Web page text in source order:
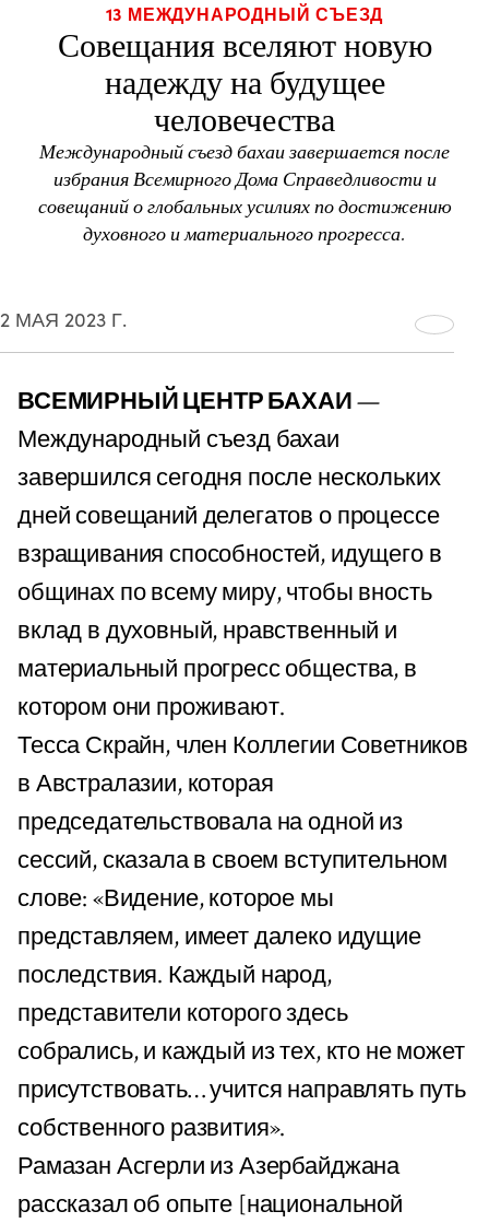
13 МЕЖДУНАРОДНЫЙ СЪЕЗД
Совещания вселяют новую
надежду на будущее
человечества
Международный съезд бахаи завершается после
избрания Всемирного Дома Справедливости и
совещаний о глобальных усилиях по достижению
духовного и материального прогресса.
2 МАЯ 2023 Г.
ВСЕМИРНЫЙ ЦЕНТР БАХАИ—
Международный съезд бахаи
завершился сегодня после нескольких
дней совещаний делегатов о процессе
взращивания способностей, идущего в
общинах по всему миру, чтобы вность
вклад в духовный, нравственный и
материальный прогресс общества, в
котором они проживают.
Тесса Скрайн, член Коллегии Советников
в Австралазии, которая
председательствовала на одной из
сессий, сказала в своем вступительном
слове: «Видение, которое мы
представляем, имеет далеко идущие
последствия. Каждый народ,
представители которого здесь
собрались, и каждый из тех, кто не может
присутствовать… учится направлять путь
собственного развития».
Рамазан Асгерли из Азербайджана
рассказал об опыте [национальной